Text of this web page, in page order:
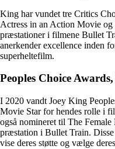
King har vundet tre Critics
Actress in an Action Movie
præstationer i filmene Bullet
anerkender excellence inden
superheltefilm.
Peoples Choice
I 2020 vandt Joey King
Movie Star for hendes rolle i
også nomineret til The
præstation i Bullet Train. Disse
vise deres støtte og vælge